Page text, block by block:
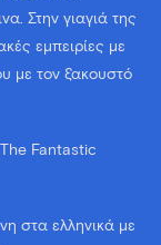
Στην γιαγιά της
εμπειρίες με
με τον ξακουστό
Fantastic
στα ελληνικά με